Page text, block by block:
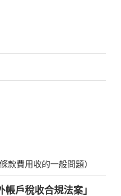
款費用收的一般問題）
帳戶稅收合規法案」